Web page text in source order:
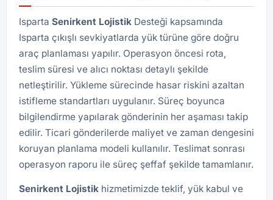
Isparta Senirkent Lojistik Desteği kapsamında
Isparta çıkışlı sevkiyatlarda yük türüne göre doğru
araç planlaması yapılır. Operasyon öncesi rota,
teslim süresi ve alıcı noktası detaylı şekilde
netleştirilir. Yükleme sürecinde hasar riskini azaltan
istifleme standartları uygulanır. Süreç boyunca
bilgilendirme yapılarak gönderinin her aşaması takip
edilir. Ticari gönderilerde maliyet ve zaman dengesini
koruyan planlama modeli kullanılır. Teslimat sonrası
operasyon raporu ile süreç şeffaf şekilde tamamlanır.
Senirkent Lojistik hizmetimizde teklif, yük kabul ve